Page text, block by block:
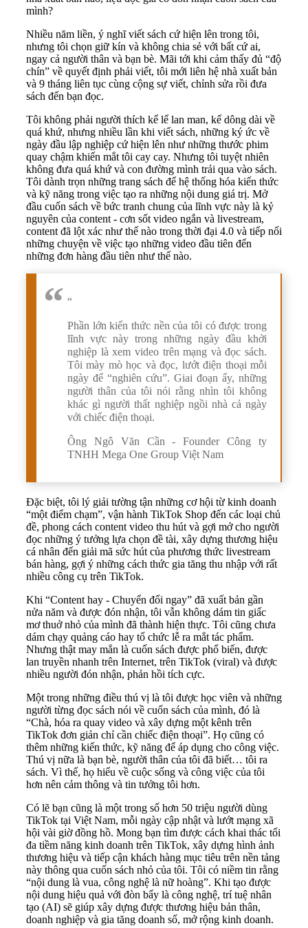
mình?
Nhiều năm liền, ý nghĩ viết sách cứ hiện lên trong tôi,
nhưng tôi chọn giữ kín và không chia sẻ với bất cứ ai,
ngay cả người thân và bạn bè. Mãi tới khi cảm thấy đủ “độ
chín” về quyết định phải viết, tôi mới liên hệ nhà xuất bản
và 9 tháng liên tục cùng cộng sự viết, chỉnh sửa rồi đưa
sách đến bạn đọc.
Tôi không phải người thích kể lể lan man, kể dông dài về
quá khứ, nhưng nhiều lần khi viết sách, những ký ức về
ngày đầu lập nghiệp cứ hiện lên như những thước phim
quay chậm khiến mắt tôi cay cay. Nhưng tôi tuyệt nhiên
không đưa quá khứ và con đường mình trải qua vào sách.
Tôi dành trọn những trang sách để hệ thống hóa kiến thức
và kỹ năng trong việc tạo ra những nội dung giá trị. Mở
đầu cuốn sách về bức tranh chung của lĩnh vực này là kỷ
nguyên của content - cơn sốt video ngắn và livestream,
content đã lột xác như thế nào trong thời đại 4.0 và tiếp nối
những chuyện về việc tạo những video đầu tiên đến
những đơn hàng đầu tiên như thế nào.
“
Phần lớn kiến thức nền của tôi có được trong
lĩnh vực này trong những ngày đầu khởi
nghiệp là xem video trên mạng và đọc sách.
Tôi mày mò học và đọc, lướt điện thoại mỗi
ngày để “nghiên cứu”. Giai đoạn ấy, những
người thân của tôi nói rằng nhìn tôi không
khác gì người thất nghiệp ngồi nhà cả ngày
với chiếc điện thoại.
Ông Ngô Văn Cần - Founder Công ty
TNHH Mega One Group Việt Nam
Đặc biệt, tôi lý giải tường tận những cơ hội từ kinh doanh
“một điểm chạm”, vận hành TikTok Shop đến các loại chủ
đề, phong cách content video thu hút và gợi mở cho người
đọc những ý tưởng lựa chọn đề tài, xây dựng thương hiệu
cá nhân đến giải mã sức hút của phương thức livestream
bán hàng, gợi ý những cách thức gia tăng thu nhập với rất
nhiều công cụ trên TikTok.
Khi “Content hay - Chuyển đổi ngay” đã xuất bản gần
nửa năm và được đón nhận, tôi vẫn không dám tin giấc
mơ thuở nhỏ của mình đã thành hiện thực. Tôi cũng chưa
dám chạy quảng cáo hay tổ chức lễ ra mắt tác phẩm.
Nhưng thật may mắn là cuốn sách được phổ biến, được
lan truyền nhanh trên Internet, trên TikTok (viral) và được
nhiều người đón nhận, phản hồi tích cực.
Một trong những điều thú vị là tôi được học viên và những
người từng đọc sách nói về cuốn sách của mình, đó là
“Chà, hóa ra quay video và xây dựng một kênh trên
TikTok đơn giản chỉ cần chiếc điện thoại”. Họ cũng có
thêm những kiến thức, kỹ năng để áp dụng cho công việc.
Thú vị nữa là bạn bè, người thân của tôi đã biết… tôi ra
sách. Vì thế, họ hiểu về cuộc sống và công việc của tôi
hơn nên cảm thông và tin tưởng tôi hơn.
Có lẽ bạn cũng là một trong số hơn 50 triệu người dùng
TikTok tại Việt Nam, mỗi ngày cập nhật và lướt mạng xã
hội vài giờ đồng hồ. Mong bạn tìm được cách khai thác tối
đa tiềm năng kinh doanh trên TikTok, xây dựng hình ảnh
thương hiệu và tiếp cận khách hàng mục tiêu trên nền tảng
này thông qua cuốn sách nhỏ của tôi. Tôi có niềm tin rằng
“nội dung là vua, công nghệ là nữ hoàng”. Khi tạo được
nội dung hiệu quả với đòn bẩy là công nghệ, trí tuệ nhân
tạo (AI) sẽ giúp xây dựng được thương hiệu bản thân,
doanh nghiệp và gia tăng doanh số, mở rộng kinh doanh.